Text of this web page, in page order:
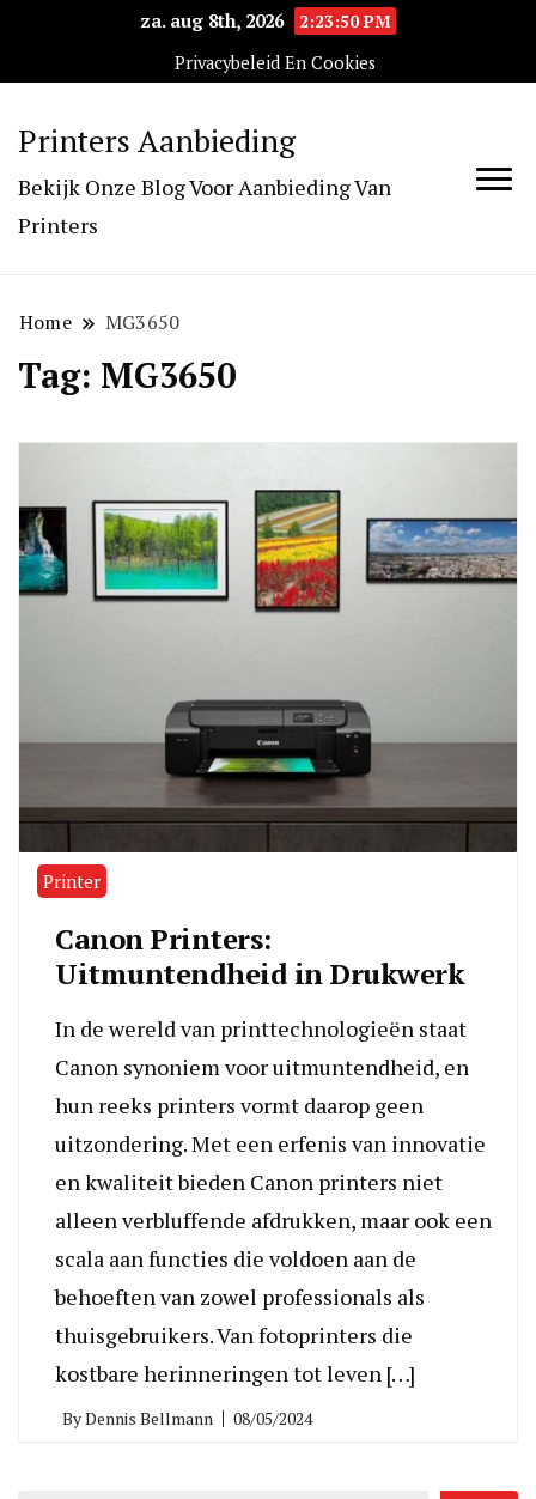
za. aug 8th, 2026
2:23:50 PM
Privacybeleid En Cookies
Printers Aanbieding
Bekijk Onze Blog Voor Aanbieding Van
Printers
Home MG3650
Tag: MG3650
Printer
Canon Printers:
Uitmuntendheid in Drukwerk
In de wereld van printtechnologieën staat
Canon synoniem voor uitmuntendheid, en
hun reeks printers vormt daarop geen
uitzondering. Met een erfenis van innovatie
en kwaliteit bieden Canon printers niet
alleen verbluffende afdrukken, maar ook een
scala aan functies die voldoen aan de
behoeften van zowel professionals als
thuisgebruikers. Van fotoprinters die
kostbare herinneringen tot leven […]
ByDennis Bellmann 08/05/2024